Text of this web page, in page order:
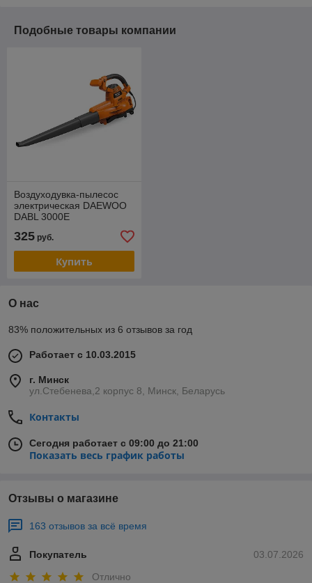
Подобные товары компании
Воздуходувка-пылесос
электрическая DAEWOO
DABL 3000E
325 руб.
Купить
О нас
83% положительных из 6 отзывов за год
Работает с 10.03.2015
г. Минск
ул.Стебенева,2 корпус 8, Минск, Беларусь
Контакты
Сегодня работает с 09:00 до 21:00
Показать весь график работы
Отзывы о магазине
163 отзывов за всё время
03.07.2026
Покупатель
Отлично